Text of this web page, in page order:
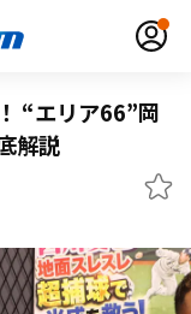
“エリア66”岡
解説